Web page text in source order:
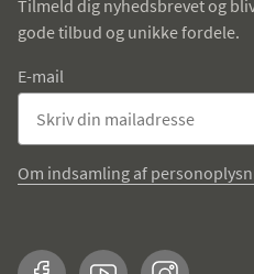
Tilmeld dig nyhedsbrevet og
gode tilbud og unikke fordele.
E-mail
Om indsamling af